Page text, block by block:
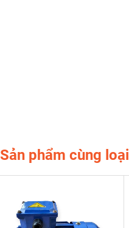
Sản phẩm cùng loại